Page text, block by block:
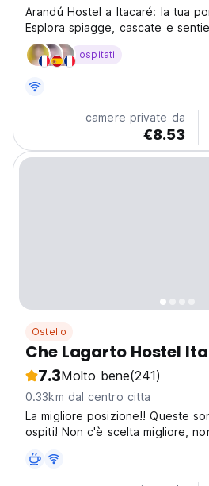
Arandú Hostel a Itacaré: la tua
Esplora spiagge, cascate e
sociale a Itacaré è l'ideale per
condividere avventure. (Auto-
ospitati
camere private da
€8.53
Ostello
Che Lagarto Hostel
7.3Molto bene(241)
0.33km dal centro citta
La migliore posizione!! Queste
ospiti! Non c'è scelta migliore,